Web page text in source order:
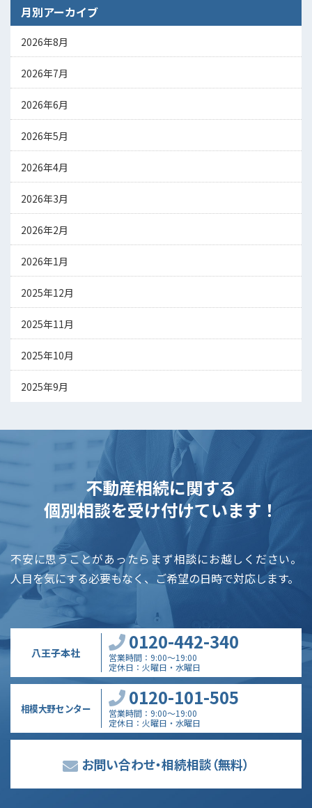
月別アーカイブ
2026年8月
2026年7月
2026年6月
2026年5月
2026年4月
2026年3月
2026年2月
2026年1月
2025年12月
2025年11月
2025年10月
2025年9月
不動産相続に関する
個別相談を受け付けています！
不安に思うことがあったらまず相談にお越しください。
人目を気にする必要もなく、ご希望の日時で対応します。
八王子本社 0120-442-340
営業時間
9:00～19:00
定休日
火曜日・水曜日
相模大野センター 0120-101-505
営業時間
9:00～19:00
定休日
火曜日・水曜日
お問い合わせ・相続相談（無料）